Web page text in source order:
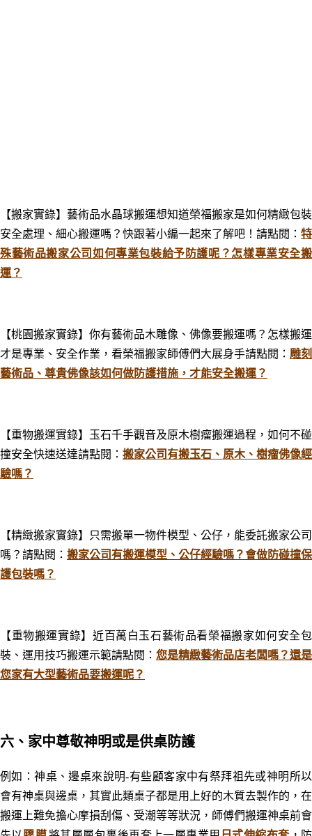
【搬家實錄】藝術品水晶球搬運想知道榮福搬家是如何精緻包裝
安全處理、細心搬運嗎？快跟著小編一起來了解吧！請點閱： 特
殊藝術品搬家公司如何專業包裝給予防護呢？怎樣專業安全搬
運？
【桃園搬家實錄】你有藝術品木雕像、佛像要搬運嗎？怎樣搬運
才是專業、安全作業，看榮福搬家師傅們大展身手請點閱： 雕刻
藝術品、尊貴佛像該如何做防護措施，才能安全搬運？
【重物搬運實錄】玉石千手觀音及原木樹瘤搬運過程，如何不碰
撞安全快速送達請點閱： 搬家公司有搬玉石、原木、樹瘤佛像經
驗嗎？
【精緻搬家實錄】只需搬單一物件模型、公仔，能委託搬家公司
嗎？請點閱： 搬家公司有搬運模型、公仔經驗嗎？會做防碰撞保
護包裝嗎？
【重物搬運實錄】近百萬白玉石藝術品看榮福搬家如何安全包
裝、運用技巧搬運示範請點閱： 您是精緻藝術品店老闆嗎？還是
您家有大型藝術品要搬運呢？
六 、家中尊敬神明或是供桌防護
例如：神桌、邊桌來說明-有些顧客家中有祭拜祖先或神明所以
會有神桌與邊桌，其實此類桌子都是用上好的木質去製作的，在
搬運上難免擔心摩損刮傷、受潮等等狀況，師傅們搬運神桌前會